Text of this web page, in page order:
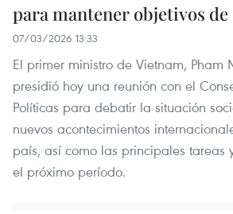
para mantener objetivos
07/03/2026 13:33
El primer ministro de Vietnam, Pham
presidió hoy una reunión con el
Políticas para debatir la situación
nuevos acontecimientos
país, así como las principales tareas
el próximo período.